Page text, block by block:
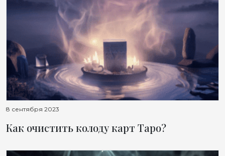
8 сентября 2023
Как очистить колоду карт Таро?